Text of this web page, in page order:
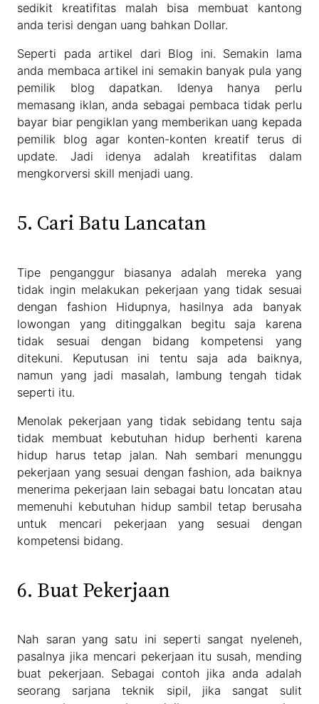
sedikit kreatifitas malah bisa membuat kantong
anda terisi dengan uang bahkan Dollar.
Seperti pada artikel dari Blog ini. Semakin lama
anda membaca artikel ini semakin banyak pula yang
pemilik blog dapatkan. Idenya hanya perlu
memasang iklan, anda sebagai pembaca tidak perlu
bayar biar pengiklan yang memberikan uang kepada
pemilik blog agar konten-konten kreatif terus di
update. Jadi idenya adalah kreatifitas dalam
mengkorversi skill menjadi uang.
5. Cari Batu Lancatan
Tipe penganggur biasanya adalah mereka yang
tidak ingin melakukan pekerjaan yang tidak sesuai
dengan fashion Hidupnya, hasilnya ada banyak
lowongan yang ditinggalkan begitu saja karena
tidak sesuai dengan bidang kompetensi yang
ditekuni. Keputusan ini tentu saja ada baiknya,
namun yang jadi masalah, lambung tengah tidak
seperti itu.
Menolak pekerjaan yang tidak sebidang tentu saja
tidak membuat kebutuhan hidup berhenti karena
hidup harus tetap jalan. Nah sembari menunggu
pekerjaan yang sesuai dengan fashion, ada baiknya
menerima pekerjaan lain sebagai batu loncatan atau
memenuhi kebutuhan hidup sambil tetap berusaha
untuk mencari pekerjaan yang sesuai dengan
kompetensi bidang.
6. Buat Pekerjaan
Nah saran yang satu ini seperti sangat nyeleneh,
pasalnya jika mencari pekerjaan itu susah, mending
buat pekerjaan. Sebagai contoh jika anda adalah
seorang sarjana teknik sipil, jika sangat sulit